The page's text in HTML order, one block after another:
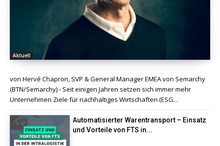
Aktuell
von Hervé Chapron, SVP & General Manager EMEA von Semarchy
(BTN/Semarchy) - Seit einigen Jahren setzen sich immer mehr
Unternehmen Ziele für nachhaltiges Wirtschaften (ESG...
Automatisierter Warentransport – Einsatz
und Vorteile von FTS in...